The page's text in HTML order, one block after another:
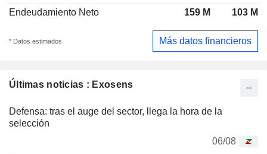
Últimas noticias : Exosens
Defensa: tras el auge del sector, llega la hora de la
selección
06/08
Endeudamiento Neto
159 M 103 M
* Datos estimados Más datos financieros